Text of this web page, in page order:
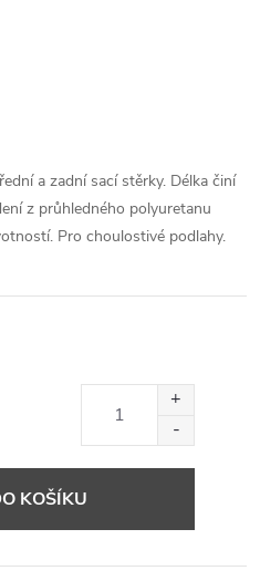
a zadní sací stěrky. Délka činí
z průhledného polyuretanu
Pro choulostivé podlahy.
KOŠÍKU